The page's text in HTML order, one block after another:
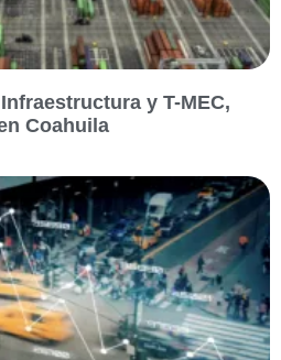
y T-MEC,
Coahuila